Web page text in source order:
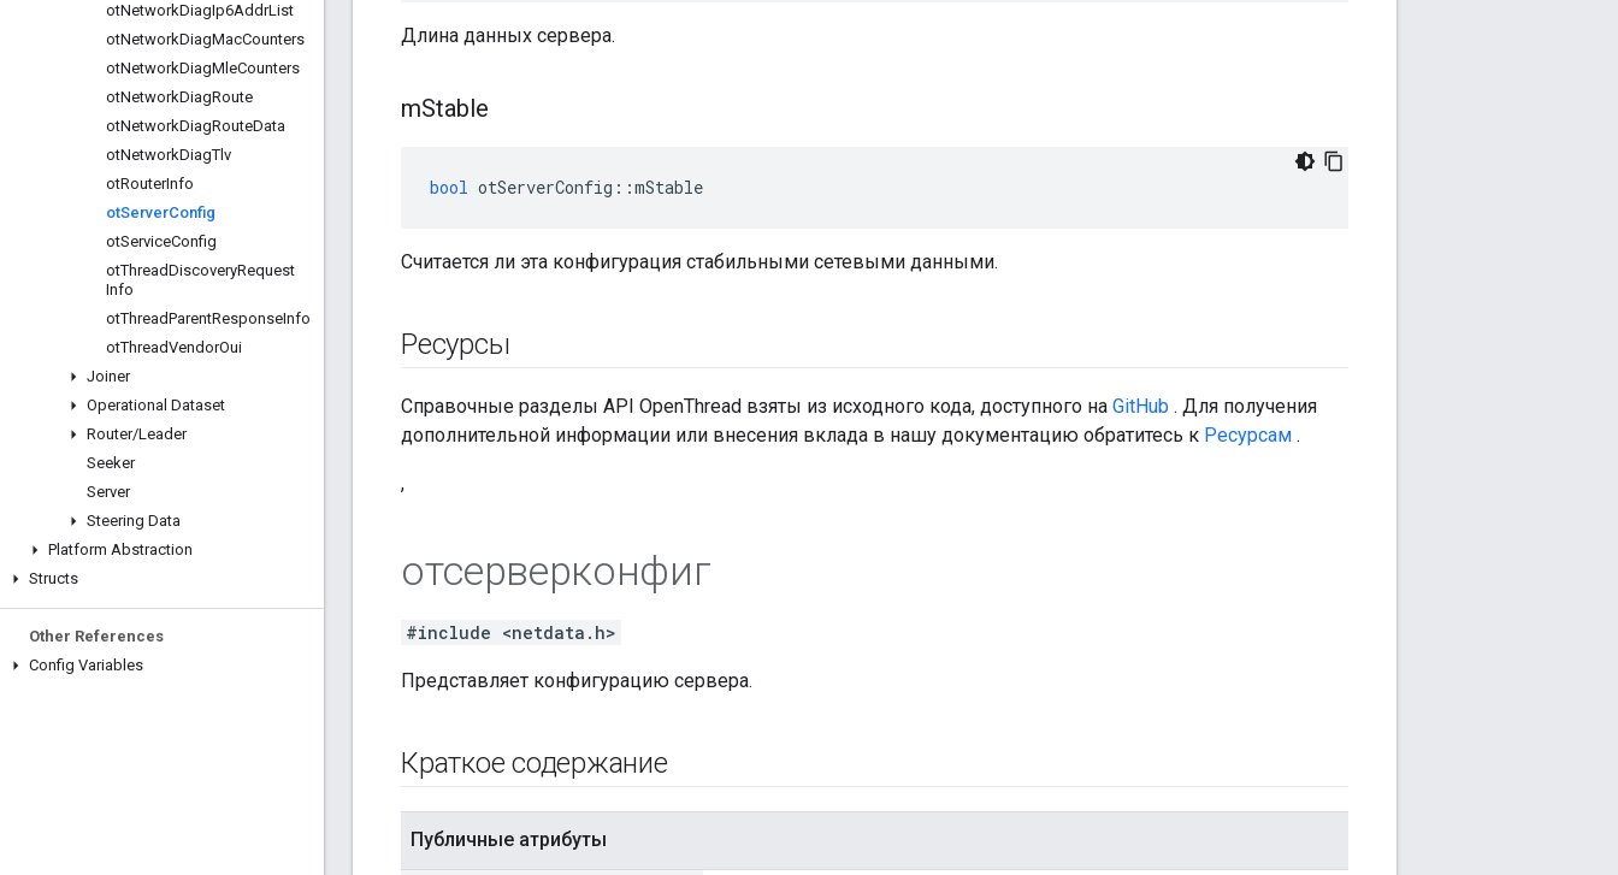
otNetworkDiagIp6AddrList
otNetworkDiagMacCounters
otNetworkDiagMleCounters
otNetworkDiagRoute
otNetworkDiagRouteData
otNetworkDiagTlv
otRouterInfo
otServerConfig
otServiceConfig
otThreadDiscoveryRequest
Info
otThreadParentResponseInfo
otThreadVendorOui
Joiner
Operational Dataset
Router/Leader
Seeker
Server
Steering Data
Platform Abstraction
Structs
Other References
Config Variables
Длина данных сервера.
mStable
bool otServerConfig ::mStable
Считается ли эта конфигурация стабильными сетевыми данными.
Ресурсы
Справочные разделы API OpenThread взяты из исходного кода, доступного на GitHub . Для получения
дополнительной информации или внесения вклада в нашу документацию обратитесь к Ресурсам .
,
отсерверконфиг
#include <netdata.h>
Представляет конфигурацию сервера.
Краткое содержание
Публичные атрибуты